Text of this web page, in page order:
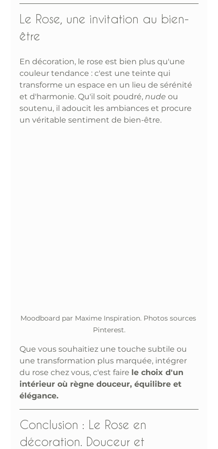
Le Rose, une invitation au bien-
être
En décoration, le rose est bien plus qu'une
couleur tendance : c'est une teinte qui
transforme un espace en un lieu de sérénité
et d'harmonie. Qu'il soit poudré, nude ou
soutenu, il adoucit les ambiances et procure
un véritable sentiment de bien-être.
Moodboard par Maxime Inspiration. Photos sources
Pinterest.
Que vous souhaitiez une touche subtile ou
une transformation plus marquée, intégrer
du rose chez vous, c'est faire le choix d'un
intérieur où règne douceur, équilibre et
élégance.
Conclusion : Le Rose en
décoration. Douceur et